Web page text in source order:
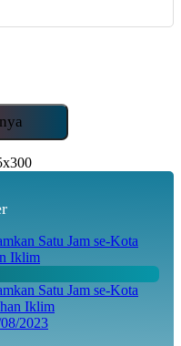
Satu Jam se-Kota
Iklim
2023